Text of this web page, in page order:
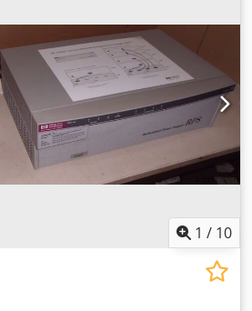
1 / 10